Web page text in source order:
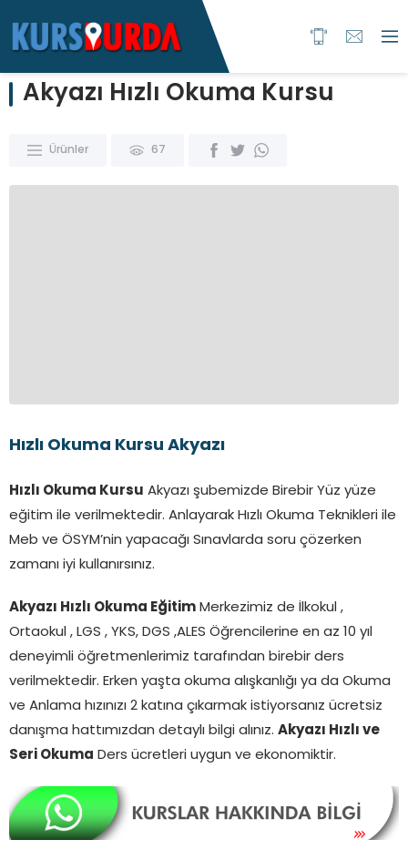
Akyazı Hızlı Okuma Kursu
Ürünler 67
Hızlı Okuma Kursu Akyazı
Hızlı Okuma Kursu Akyazı şubemizde Birebir Yüz yüze
eğitim ile verilmektedir. Anlayarak Hızlı Okuma Teknikleri ile
Meb ve ÖSYM’nin yapacağı Sınavlarda soru çözerken
zamanı iyi kullanırsınız.
Akyazı Hızlı Okuma Eğitim Merkezimiz de İlkokul ,
Ortaokul , LGS , YKS, DGS ,ALES Öğrencilerine en az 10 yıl
deneyimli öğretmenlerimiz tarafından birebir ders
verilmektedir. Erken yaşta okuma alışkanlığı ya da Okuma
ve Anlama hızınızı 2 katına çıkarmak istiyorsanız ücretsiz
danışma hattımızdan detaylı bilgi alınız. Akyazı Hızlı ve
Seri Okuma Ders ücretleri uygun ve ekonomiktir.